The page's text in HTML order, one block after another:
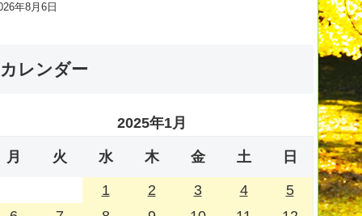
年8月6日
カレンダー
2025年1月
月 火 水 木 金 土 日
1 2 3 4
5